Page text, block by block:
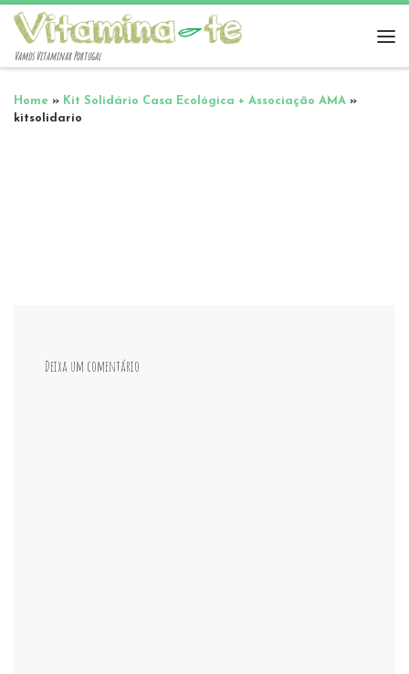
Vamos Vitaminar Portugal
Home » Kit Solidário Casa Ecológica + Associação AMA »
kitsolidario
Deixa um comentário